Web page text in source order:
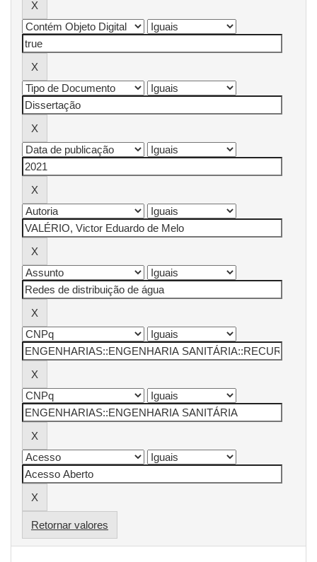
Retornar valores